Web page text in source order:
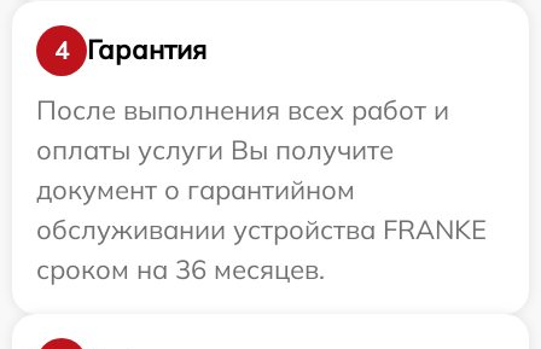
4
Гарантия
После выполнения всех работ и
оплаты услуги Вы получите
документ о гарантийном
обслуживании устройства FRANKE
сроком на 36 месяцев.